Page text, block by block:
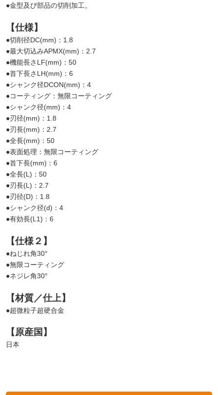
●金型及び部品の切削加工。
【仕様】
●切削径DC(mm)：1.8
●最大切込みAPMX(mm)：2.7
●機能長さLF(mm)：50
●首下長さLH(mm)：6
●シャンク径DCON(mm)：4
●コーティング：無限コーティング
●シャンク径(mm)：4
●刃径(mm)：1.8
●刃長(mm)：2.7
●全長(mm)：50
●表面処理：無限コーティング
●首下長(mm)：6
●全長(L)：50
●刃長(L)：2.7
●刃径(D)：1.8
●シャンク径(d)：4
●有効長(L1)：6
【仕様２】
●ねじれ角30°
●無限コーティング
●ネジレ角30°
【材質／仕上】
●超微粒子超硬合金
【原産国】
日本